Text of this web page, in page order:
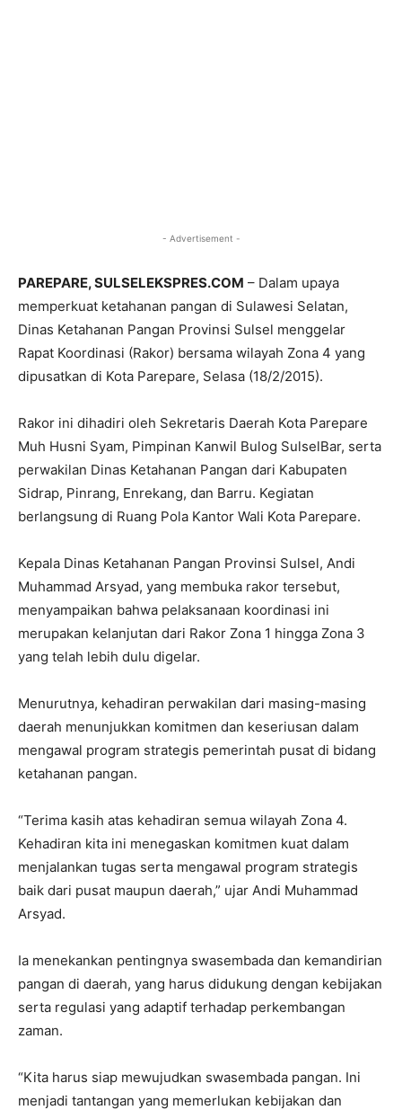
- Advertisement -
PAREPARE, SULSELEKSPRES.COM – Dalam upaya
memperkuat ketahanan pangan di Sulawesi Selatan,
Dinas Ketahanan Pangan Provinsi Sulsel menggelar
Rapat Koordinasi (Rakor) bersama wilayah Zona 4 yang
dipusatkan di Kota Parepare, Selasa (18/2/2015).
Rakor ini dihadiri oleh Sekretaris Daerah Kota Parepare
Muh Husni Syam, Pimpinan Kanwil Bulog SulselBar, serta
perwakilan Dinas Ketahanan Pangan dari Kabupaten
Sidrap, Pinrang, Enrekang, dan Barru. Kegiatan
berlangsung di Ruang Pola Kantor Wali Kota Parepare.
Kepala Dinas Ketahanan Pangan Provinsi Sulsel, Andi
Muhammad Arsyad, yang membuka rakor tersebut,
menyampaikan bahwa pelaksanaan koordinasi ini
merupakan kelanjutan dari Rakor Zona 1 hingga Zona 3
yang telah lebih dulu digelar.
Menurutnya, kehadiran perwakilan dari masing-masing
daerah menunjukkan komitmen dan keseriusan dalam
mengawal program strategis pemerintah pusat di bidang
ketahanan pangan.
“Terima kasih atas kehadiran semua wilayah Zona 4.
Kehadiran kita ini menegaskan komitmen kuat dalam
menjalankan tugas serta mengawal program strategis
baik dari pusat maupun daerah,” ujar Andi Muhammad
Arsyad.
Ia menekankan pentingnya swasembada dan kemandirian
pangan di daerah, yang harus didukung dengan kebijakan
serta regulasi yang adaptif terhadap perkembangan
zaman.
“Kita harus siap mewujudkan swasembada pangan. Ini
menjadi tantangan yang memerlukan kebijakan dan